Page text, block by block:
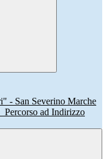
Percorso ad Indirizzo